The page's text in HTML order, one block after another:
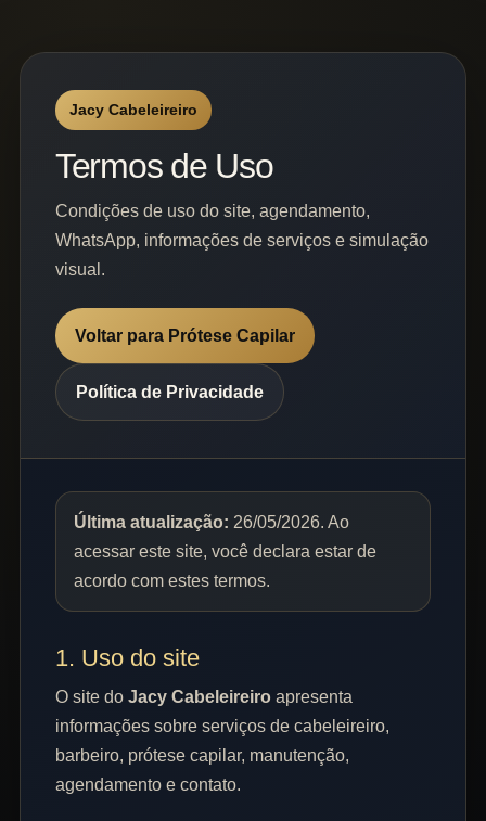
Jacy Cabeleireiro
Termos de Uso
Condições de uso do site, agendamento,
WhatsApp, informações de serviços e simulação
visual.
Voltar para Prótese Capilar
Política de Privacidade
Última atualização: 26/05/2026. Ao
acessar este site, você declara estar de
acordo com estes termos.
1. Uso do site
O site do Jacy Cabeleireiro apresenta
informações sobre serviços de cabeleireiro,
barbeiro, prótese capilar, manutenção,
agendamento e contato.